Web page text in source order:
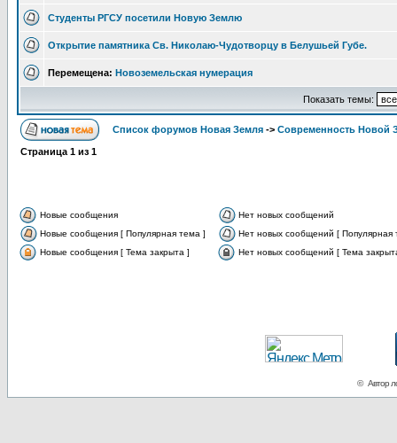
Студенты РГСУ посетили Новую Землю
Открытие памятника Св. Николаю-Чудотворцу в Белушьей Губе.
Перемещена: Новоземельская нумерация
Показать темы:
Список форумов Новая Земля -> Современность Новой
Страница 1 из 1
Новые сообщения
Нет новых сообщений
Новые сообщения [ Популярная тема ]
Нет новых сообщений [ Популярная
Новые сообщения [ Тема закрыта ]
Нет новых сообщений [ Тема
© Автор